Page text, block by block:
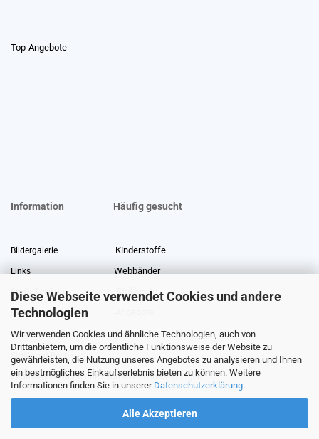
Diese Webseite verwendet Cookies und andere
Technologien
Wir verwenden Cookies und ähnliche Technologien, auch von
Drittanbietern, um die ordentliche Funktionsweise der Website zu
gewährleisten, die Nutzung unseres Angebotes zu analysieren und Ihnen
ein bestmögliches Einkaufserlebnis bieten zu können. Weitere
Informationen finden Sie in unserer Datenschutzerklärung.
Alle Akzeptieren
Top-Angebote
Information Häufig gesucht
Bildergalerie Kinderstoffe
Links Webbänder
Stoffe Lexikon Stoffreste
Über uns
Gewerberabatt Meterware
Stoffe auf Rechnung
Information zur Echtheit von Kundenbewertungen